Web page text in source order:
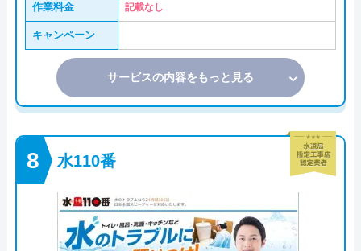
作業料金 記載なし
キャンペーン
サービスの内容をもっと見る
水110番